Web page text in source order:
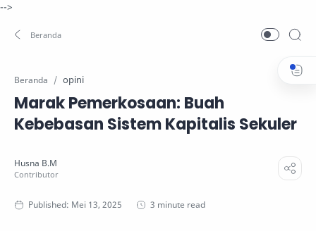
-->
Beranda opini
Marak Pemerkosaan: Buah
Kebebasan Sistem Kapitalis Sekuler
3 minute read